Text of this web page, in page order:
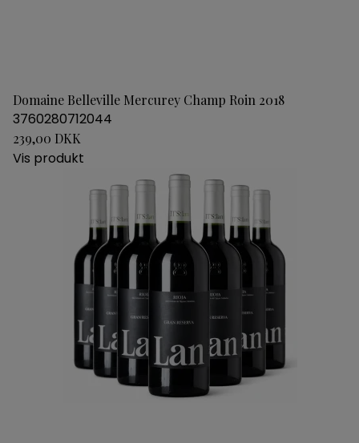
Domaine Belleville Mercurey Champ Roin 2018
3760280712044
239,00 DKK
Vis produkt